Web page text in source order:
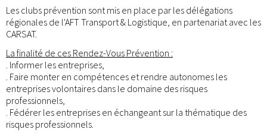
Les clubs prévention sont mis en place par les délégations
régionales de l'AFT Transport & Logistique, en partenariat avec les
CARSAT.
La finalité de ces Rendez-Vous Prévention :
. Informer les entreprises,
. Faire monter en compétences et rendre autonomes les
entreprises volontaires dans le domaine des risques
professionnels,
. Fédérer les entreprises en échangeant sur la thématique des
risques professionnels.